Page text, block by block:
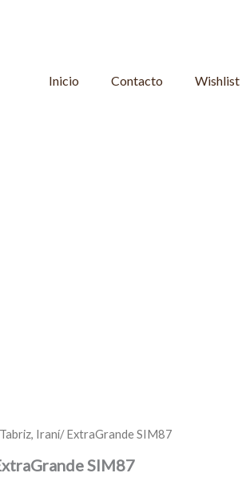
Inicio
Contacto Wishlist
Iraní/ ExtraGrande SIM87
SIM87